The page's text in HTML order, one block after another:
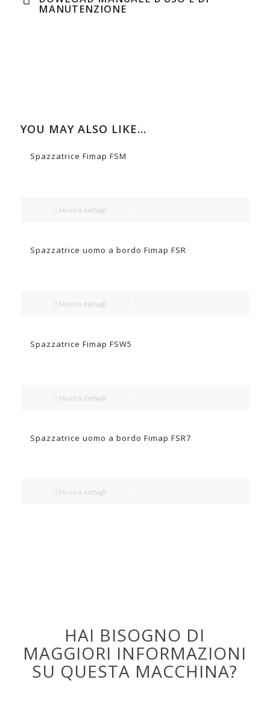
MANUTENZIONE
YOU MAY ALSO LIKE…
Spazzatrice Fimap FSM
Mostra dettagli
Spazzatrice uomo a bordo Fimap FSR
Mostra dettagli
Spazzatrice Fimap FSW5
Mostra dettagli
Spazzatrice uomo a bordo Fimap FSR7
Mostra dettagli
HAI BISOGNO DI
MAGGIORI INFORMAZIONI
SU QUESTA MACCHINA?